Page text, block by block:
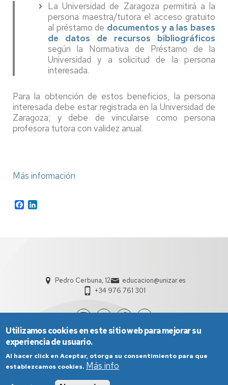
La Universidad de Zaragoza permitirá a la
persona maestra/tutora el acceso gratuito
al préstamo de documentos y a las bases
de datos de recursos bibliográficos
según la Normativa de Préstamo de la
Universidad y a solicitud de la persona
interesada.
Para la obtención de estos beneficios, la persona
interesada debe estar registrada en la Universidad de
Zaragoza; y debe de vincularse como persona
profesora tutora con validez anual.
Más información
Facebook
Pedro Cerbuna, 12
educacion@unizar.es
+34 976 761 301
Utilizamos cookies en este sitio web para mejorar su
experiencia de usuario.
Al hacer click en Aceptar, otorga su consentimiento para que
establezcamos cookies. Más info